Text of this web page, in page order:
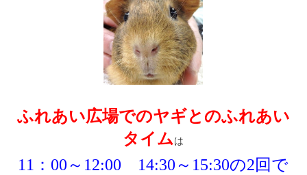
ふれあい広場でのヤギとのふれあい
タイムは
11：00～12:00 14:30～15:30の2回で